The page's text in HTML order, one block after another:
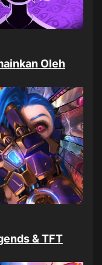
Oleh
& TFT